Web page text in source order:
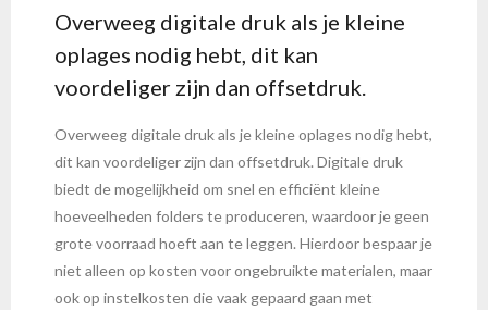
Overweeg digitale druk als je kleine
oplages nodig hebt, dit kan
voordeliger zijn dan offsetdruk.
Overweeg digitale druk als je kleine oplages nodig hebt,
dit kan voordeliger zijn dan offsetdruk. Digitale druk
biedt de mogelijkheid om snel en efficiënt kleine
hoeveelheden folders te produceren, waardoor je geen
grote voorraad hoeft aan te leggen. Hierdoor bespaar je
niet alleen op kosten voor ongebruikte materialen, maar
ook op instelkosten die vaak gepaard gaan met